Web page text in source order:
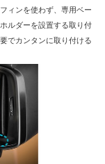
ィンを使わず、専用ベー
ルダーを設置する取り付
でカンタンに取り付ける